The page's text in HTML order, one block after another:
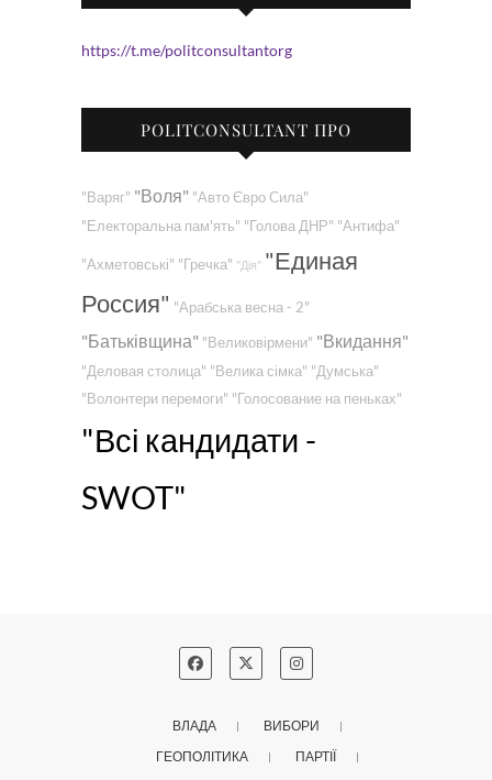
https://t.me/politconsultantorg
POLITCONSULTANT ПРО
"Варяг" "Воля" "Авто Євро Сила"
"Електоральна пам'ять" "Голова ДНР" "Антифа"
"Ахметовські" "Гречка" "Дія" "Единая
Россия" "Арабська весна - 2"
"Батьківщина" "Великовірмени" "Вкидання"
"Деловая столица" "Велика сімка" "Думська"
"Волонтери перемоги" "Голосование на пеньках"
"Всі кандидати -
SWOT"
ВЛАДА
ВИБОРИ
ГЕОПОЛІТИКА
ПАРТІЇ